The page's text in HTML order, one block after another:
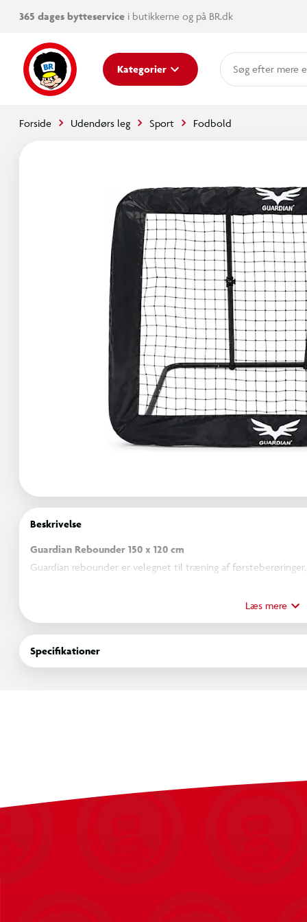
365 dages bytteservice i butikkerne og på BR.dk
Kategorier mere
Forside Udendørs leg Sport Fodbold
Beskrivelse
Guardian Rebounder 150 x 120 cm
Guardian rebounder er velegnet til træning af
alene og sammen med andre. Den pulverlakerede stålramme
elastiske net sender bolden kontrolleret retur under
håndbold og andre boldsportsgrene.
Samles ved hjælp af medfølgende samlevejledning
Læs mere
Specifikationer